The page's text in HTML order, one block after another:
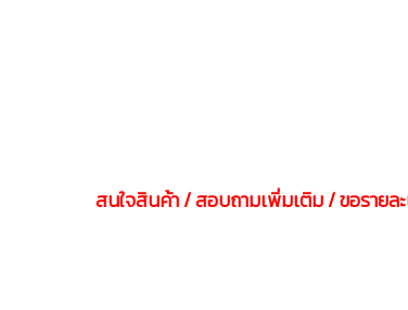
สนใจสินค้า / สอบถามเพิ่มเติม / ขอรายล